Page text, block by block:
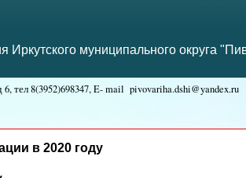
муниципального округа
6, тел8(3952)698347, E- mail pivovariha.dshi@yandex.ru
в 2020 году